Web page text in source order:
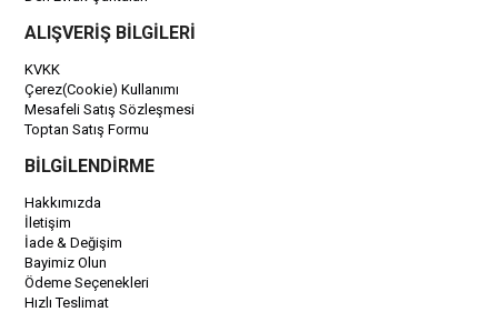
ALIŞVERİŞ BİLGİLERİ
KVKK
Çerez(Cookie) Kullanımı
Mesafeli Satış Sözleşmesi
Toptan Satış Formu
BİLGİLENDİRME
Hakkımızda
İletişim
İade & Değişim
Bayimiz Olun
Ödeme Seçenekleri
Hızlı Teslimat